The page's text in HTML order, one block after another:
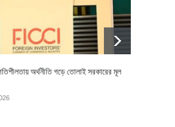
অর্থনীতি গড়ে তোলাই সরকারের মূল